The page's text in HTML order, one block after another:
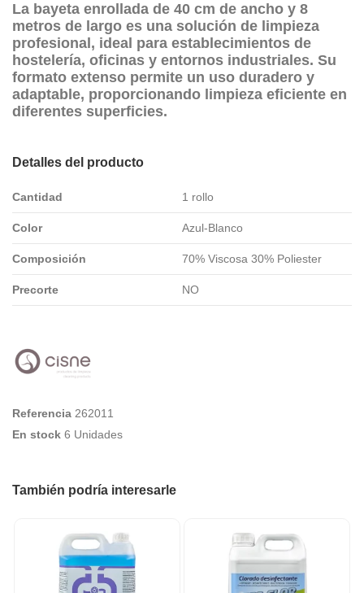
La bayeta enrollada de 40 cm de ancho y 8
metros de largo es una solución de limpieza
profesional, ideal para establecimientos de
hostelería, oficinas y entornos industriales. Su
formato extenso permite un uso duradero y
adaptable, proporcionando limpieza eficiente en
diferentes superficies.
Detalles del producto
Cantidad 1 rollo
Color Azul-Blanco
Composición 70% Viscosa 30% Poliester
Precorte NO
Referencia 262011
En stock 6 Unidades
También podría interesarle